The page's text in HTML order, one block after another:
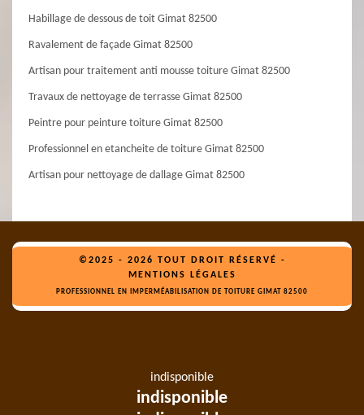
Habillage de dessous de toit Gimat 82500
Ravalement de façade Gimat 82500
Artisan pour traitement anti mousse toiture Gimat 82500
Travaux de nettoyage de terrasse Gimat 82500
Peintre pour peinture toiture Gimat 82500
Professionnel en etancheite de toiture Gimat 82500
Artisan pour nettoyage de dallage Gimat 82500
©2025 - 2026 TOUT DROIT RÉSERVÉ -
MENTIONS LÉGALES
PROFESSIONNEL EN IMPERMÉABILISATION DE TOITURE GIMAT 82500
indisponible
indisponible